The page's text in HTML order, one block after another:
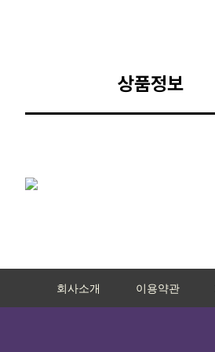
상품정보
회사소개 이용약관